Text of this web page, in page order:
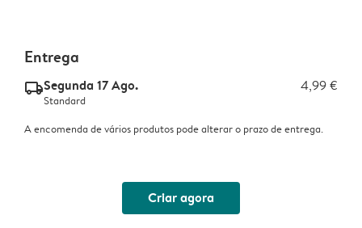
Entrega
delivery_standard_v2Segunda 17 Ago. 4,99 €
Standard
A encomenda de vários produtos pode alterar o prazo de entrega.
Criar agora